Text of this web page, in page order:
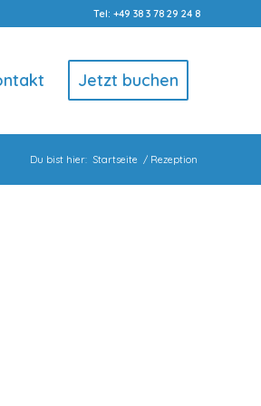
Tel: +49 38 3 78 29 24 8
Jetzt buchen
Du bist hier: Startseite / Rezeption